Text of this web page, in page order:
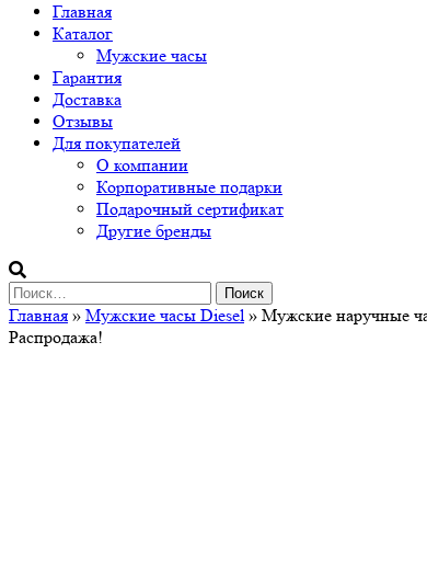
Главная
Каталог
Мужские часы
Гарантия
Доставка
Отзывы
Для покупателей
О компании
Корпоративные подарки
Подарочный сертификат
Другие бренды
Найти:
Главная » Мужские часы Diesel» Мужские наручные
Распродажа!